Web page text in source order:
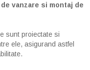
vanzare si montaj de
sunt proiectate si
ele, asigurand astfel